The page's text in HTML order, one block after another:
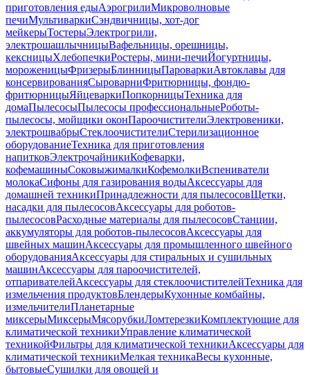
приготовления едыАэрогрилиМикроволновые
печиМультиваркиСэндвичницы, хот-дог
мейкерыТостерыЭлектрогрили,
электрошашлычницыВафельницы, орешницы,
кексницыХлебопечкиРостеры, мини-печиЙогуртницы,
мороженицыФризерыБлинницыПароваркиАвтоклавы для
консервированияСыроварниФритюрницы, фондю-
фритюрницыЯйцеваркиПопкорницыТехника для
домаПылесосыПылесосы профессиональныеРоботы-
пылесосы, мойщики оконПароочистителиЭлектровеники,
электрошвабрыСтеклоочистителиСтерилизационное
оборудованиеТехника для приготовления
напитковЭлектрочайникиКофеварки,
кофемашиныСоковыжималкиКофемолкиВспениватели
молокаСифоны для газирования водыАксессуары для
домашней техникиПринадлежности для пылесосовЩетки,
насадки для пылесосовАксессуары для роботов-
пылесосовРасходные материалы для пылесосовСтанции,
аккумуляторы для роботов-пылесосовАксессуары для
швейных машинАксессуары для промышленного швейного
оборудованияАксессуары для стиральных и сушильных
машинАксессуары для пароочистителей,
отпаривателейАксессуары для стеклоочистителейТехника для
измельчения продуктовБлендерыКухонные комбайны,
измельчителиПланетарные
миксерыМиксерыМясорубкиЛомтерезкиКомплектующие для
климатической техникиУправление климатической
техникойФильтры для климатической техникиАксессуары для
климатической техникиМелкая техникаВесы кухонные,
бытовыеСушилки для овощей и